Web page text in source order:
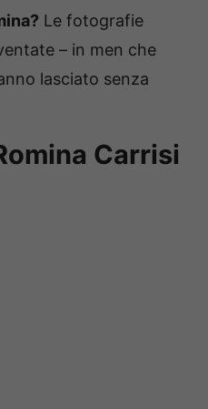
Le fotografie
– in men che
lasciato senza
Carrisi